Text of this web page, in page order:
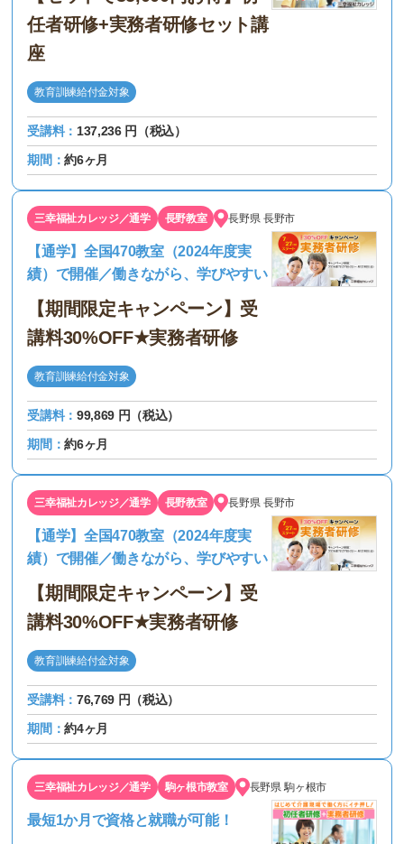
任者研修+実務者研修セット講
座
教育訓練給付金対象
受講料： 137,236 円（税込）
期間：約6ヶ月
三幸福祉カレッジ／通学 長野教室 長野県 長野市
【通学】全国470教室（2024年度実
績）で開催／働きながら、学びやすい
【期間限定キャンペーン】受
講料30%OFF★実務者研修
教育訓練給付金対象
受講料：99,869 円（税込）
期間：約6ヶ月
三幸福祉カレッジ／通学 長野教室 長野県 長野市
【通学】全国470教室（2024年度実
績）で開催／働きながら、学びやすい
【期間限定キャンペーン】受
講料30%OFF★実務者研修
教育訓練給付金対象
受講料：76,769 円（税込）
期間：約4ヶ月
三幸福祉カレッジ／通学 駒ヶ根市教室 長野県 駒ヶ根市
最短1か月で資格と就職が可能！